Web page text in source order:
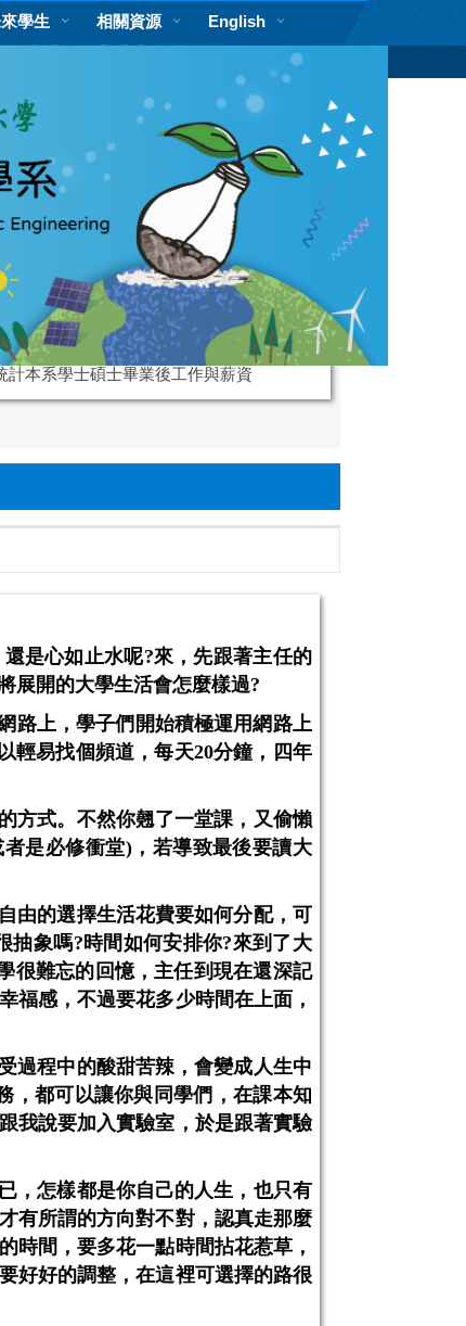
學生 相關資源 English
搜尋
金資訊
計本系學士碩士畢業後工作與薪資
是心如止水呢?來，先跟著主任的
展開的大學生活會怎麼樣過?
路上，學子們開始積極運用網路上
輕易找個頻道，每天20分鐘，四年
方式。不然你翹了一堂課，又偷懶
是必修衝堂)，若導致最後要讀大
由的選擇生活花費要如何分配，可
抽象嗎? 時間如何安排你?來到了大
很難忘的回憶，主任到現在還深記
福感，不過要花多少時間在上面，
過程中的酸甜苦辣，會變成人生中
，都可以讓你與同學們，在課本知
我說要加入實驗室，於是跟著實驗
，怎樣都是你自己的人生，也只有
有所謂的方向對不對，認真走那麼
時間，要多花一點時間拈花惹草，
好好的調整，在這裡可選擇的路很